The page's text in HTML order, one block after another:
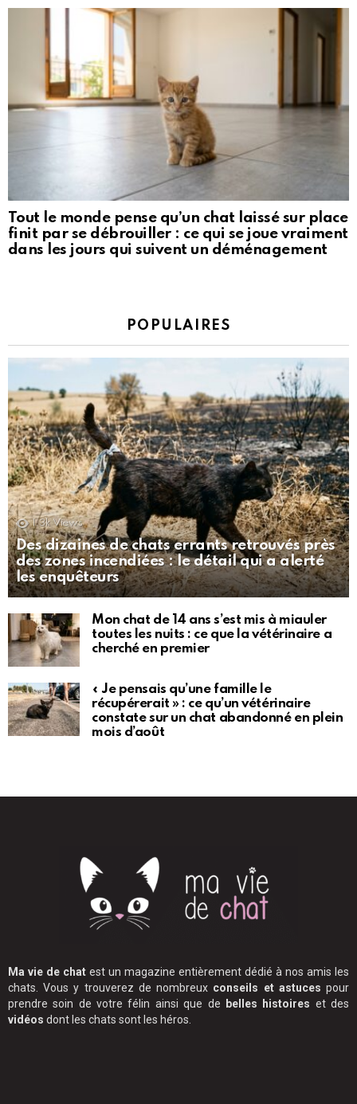
Tout le monde pense qu’un chat laissé sur place
finit par se débrouiller : ce qui se joue vraiment
dans les jours qui suivent un déménagement
POPULAIRES
1.3k Views
Des dizaines de chats errants retrouvés près
des zones incendiées : le détail qui a alerté
les enquêteurs
Mon chat de 14 ans s’est mis à miauler
toutes les nuits : ce que la vétérinaire a
cherché en premier
« Je pensais qu’une famille le
récupérerait » : ce qu’un vétérinaire
constate sur un chat abandonné en plein
mois d’août
Ma vie de chat est un magazine entièrement dédié à nos amis les
chats. Vous y trouverez de nombreux conseils et astuces pour
prendre soin de votre félin ainsi que de belles histoires et des
vidéos dont les chats sont les héros.